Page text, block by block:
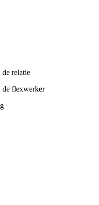
de relatie
de flexwerker